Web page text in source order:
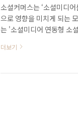
소셜커머스는 ‘소셜미디
으로 영향을 미치게 되는
는 '소셜미디어 연동형 소
홍보의 수단으로 활용하고
효과가 높다는데 있다. 일
더보기